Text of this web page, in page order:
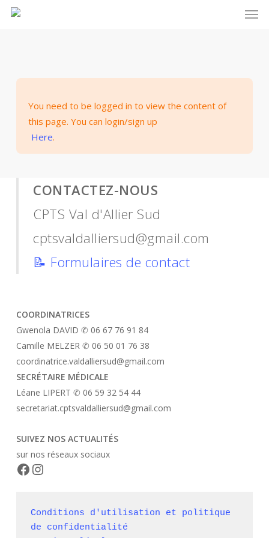
Skip
You need to be logged in to view the content of
this page. You can login/sign up
Here.
CONTACTEZ-NOUS
CPTS Val d'Allier Sud
cptsvaldalliersud@gmail.com
📝 Formulaires de contact
COORDINATRICES
Gwenola DAVID ✆ 06 67 76 91 84
Camille MELZER ✆ 06 50 01 76 38
coordinatrice.valdalliersud@gmail.com
SECRÉTAIRE MÉDICALE
Léane LIPERT ✆ 06 59 32 54 44
secretariat.cptsvaldalliersud@gmail.com
SUIVEZ NOS ACTUALITÉS
sur nos réseaux sociaux
Facebook
Instagram
Conditions d'utilisation et politique
de confidentialité